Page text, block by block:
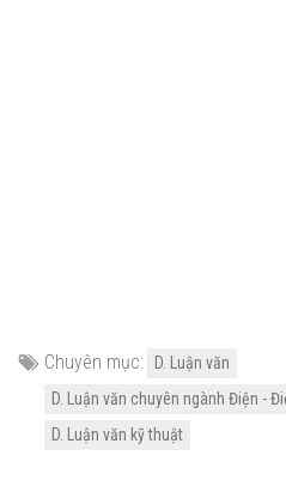
Chuyên mục:
D. Luận văn
D. Luận văn chuyên ngành Điện -
D. Luận văn kỹ thuật